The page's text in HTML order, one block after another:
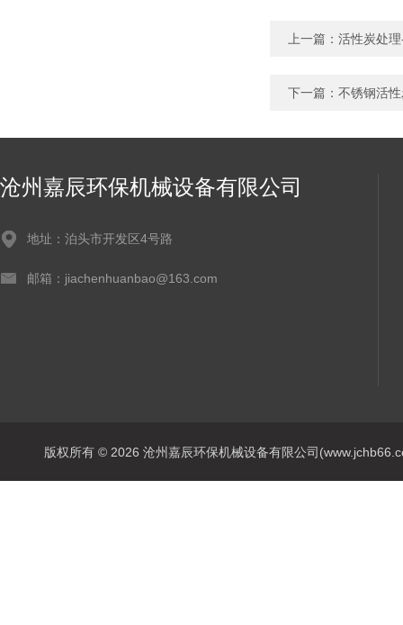
上一篇： 活性炭处
下一篇： 不锈钢活
沧州嘉辰环保机械设备有限公司
地址：泊头市开发区4号路
邮箱：jiachenhuanbao@163.com
版权所有 © 2026 沧州嘉辰环保机械设备有限公司